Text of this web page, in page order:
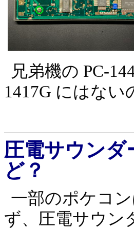
兄弟機の PC-
1417G にはな
圧電サウン
ど？
一部のポケコ
ず、圧電サウン